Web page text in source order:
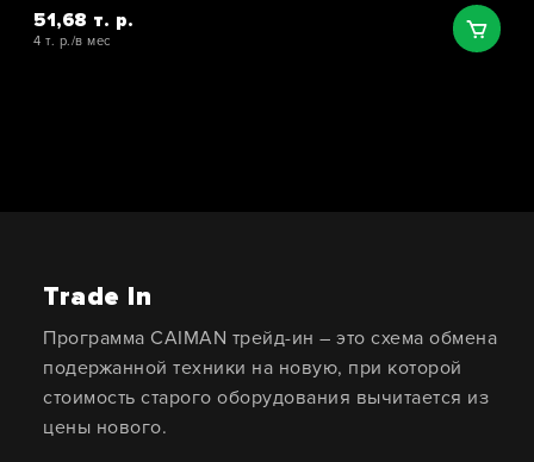
51,68 т. р.
4 т. р./в мес
Trade In
Программа CAIMAN трейд-ин – это схема обмена
подержанной техники на новую, при которой
стоимость старого оборудования вычитается из
цены нового.